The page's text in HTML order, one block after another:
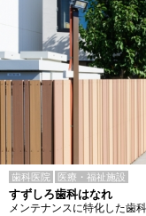
歯科医院 医療・福祉施設
すずしろ歯科はなれ
メンテナンスに特化した歯